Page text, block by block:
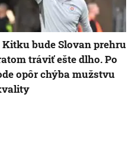
Kitku bude Slovan prehru
tráviť ešte dlho. Po
opôr chýba mužstvu